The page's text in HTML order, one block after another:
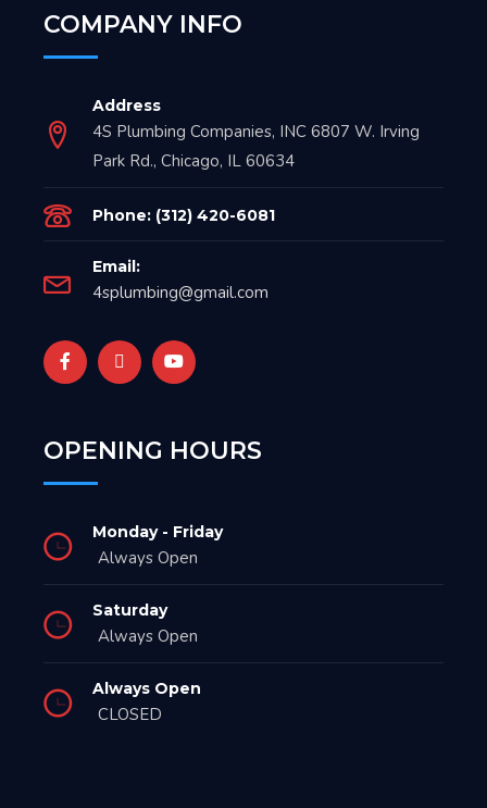
COMPANY INFO
Address
4S Plumbing Companies, INC 6807 W. Irving
Park Rd., Chicago, IL 60634
Phone: (312) 420-6081
Email:
4splumbing@gmail.com
OPENING HOURS
Monday - Friday
Always Open
Saturday
Always Open
Always Open
CLOSED